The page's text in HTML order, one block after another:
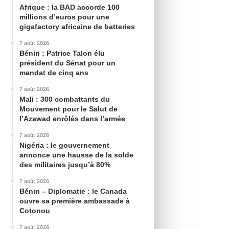
Afrique : la BAD accorde 100
millions d’euros pour une
gigafactory africaine de batteries
7 août 2026
Bénin : Patrice Talon élu
président du Sénat pour un
mandat de cinq ans
7 août 2026
Mali : 300 combattants du
Mouvement pour le Salut de
l’Azawad enrôlés dans l’armée
7 août 2026
Nigéria : le gouvernement
annonce une hausse de la solde
des militaires jusqu’à 80%
7 août 2026
Bénin – Diplomatie : le Canada
ouvre sa première ambassade à
Cotonou
7 août 2026